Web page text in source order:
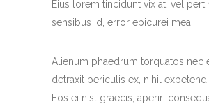
Eius lorem tincidunt vix at, vel
sensibus id, error epicurei mea.
Alienum phaedrum torquatos nec
detraxit periculis ex, nihil
Eos ei nisl graecis, aperiri